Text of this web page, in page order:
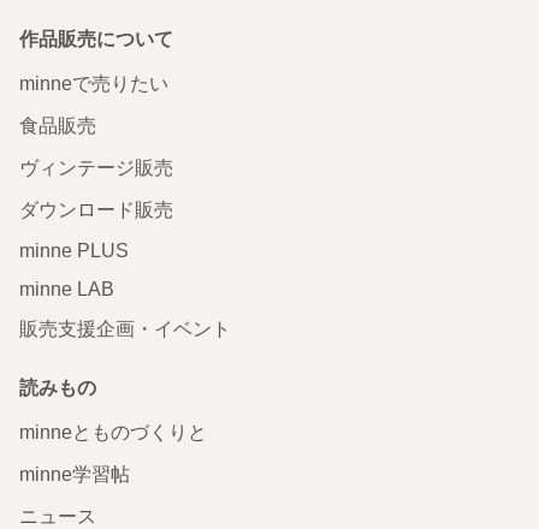
作品販売について
minneで売りたい
食品販売
ヴィンテージ販売
ダウンロード販売
minne PLUS
minne LAB
販売支援企画・イベント
読みもの
minneとものづくりと
minne学習帖
ニュース